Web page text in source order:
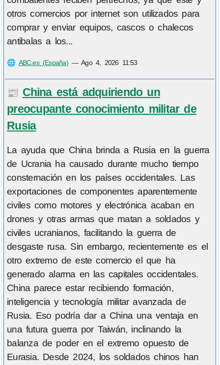
otros comercios por internet son utilizados para
comprar y enviar equipos, cascos o chalecos
antibalas a los...
🌐 ABC.es (España)—Ago 4, 2026 11:53
📰 China está adquiriendo un
preocupante conocimiento militar de
Rusia
La ayuda que China brinda a Rusia en la guerra
de Ucrania ha causado durante mucho tiempo
consternación en los países occidentales. Las
exportaciones de componentes aparentemente
civiles como motores y electrónica acaban en
drones y otras armas que matan a soldados y
civiles ucranianos, facilitando la guerra de
desgaste rusa. Sin embargo, recientemente es el
otro extremo de este comercio el que ha
generado alarma en las capitales occidentales.
China parece estar recibiendo formación,
inteligencia y tecnología militar avanzada de
Rusia. Eso podría dar a China una ventaja en
una futura guerra por Taiwán, inclinando la
balanza de poder en el extremo opuesto de
Eurasia. Desde 2024, los soldados chinos han